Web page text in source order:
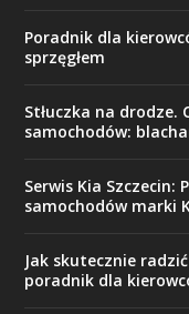
Poradnik dla
sprzęgłem
Stłuczka na drodze.
samochodów:
Serwis Kia Szczecin:
samochodów marki
Jak skutecznie
poradnik dla